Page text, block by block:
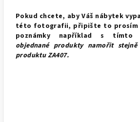
Pokud chcete, aby Váš nábytek
této fotografii, připište to prosím
poznámky například s tímto
objednané produkty namořit
produktuZA407.